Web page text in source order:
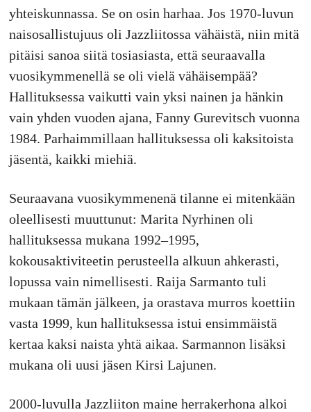
yhteiskunnassa. Se on osin harhaa. Jos 1970-luvun
naisosallistujuus oli Jazzliitossa vähäistä, niin mitä
pitäisi sanoa siitä tosiasiasta, että seuraavalla
vuosikymmenellä se oli vielä vähäisempää?
Hallituksessa vaikutti vain yksi nainen ja hänkin
vain yhden vuoden ajana, Fanny Gurevitsch vuonna
1984. Parhaimmillaan hallituksessa oli kaksitoista
jäsentä, kaikki miehiä.
Seuraavana vuosikymmenenä tilanne ei mitenkään
oleellisesti muuttunut: Marita Nyrhinen oli
hallituksessa mukana 1992–1995,
kokousaktiviteetin perusteella alkuun ahkerasti,
lopussa vain nimellisesti. Raija Sarmanto tuli
mukaan tämän jälkeen, ja orastava murros koettiin
vasta 1999, kun hallituksessa istui ensimmäistä
kertaa kaksi naista yhtä aikaa. Sarmannon lisäksi
mukana oli uusi jäsen Kirsi Lajunen.
2000-luvulla Jazzliiton maine herrakerhona alkoi